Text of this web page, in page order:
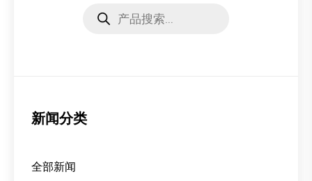
search
新闻分类
全部新闻